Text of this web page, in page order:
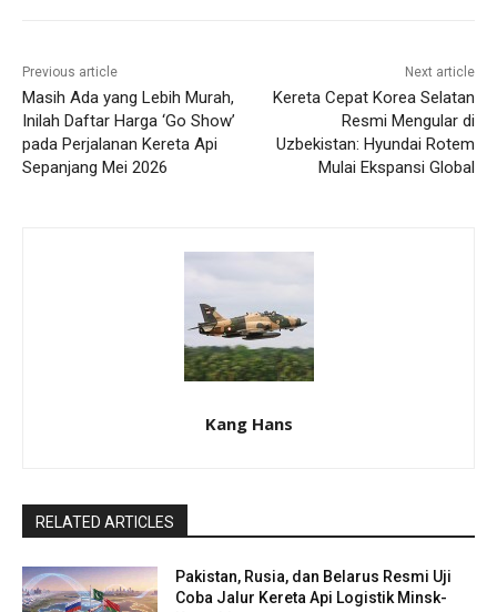
Previous article
Masih Ada yang Lebih Murah,
Inilah Daftar Harga ‘Go Show’
pada Perjalanan Kereta Api
Sepanjang Mei 2026
Next article
Kereta Cepat Korea Selatan
Resmi Mengular di
Uzbekistan: Hyundai Rotem
Mulai Ekspansi Global
Kang Hans
RELATED ARTICLES
Pakistan, Rusia, dan Belarus Resmi Uji
Coba Jalur Kereta Api Logistik Minsk-